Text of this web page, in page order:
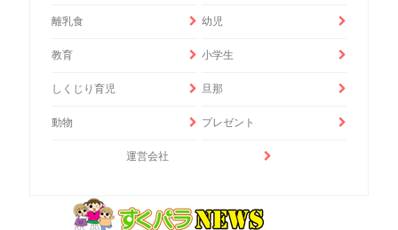
離乳食 幼児
教育 小学生
しくじり育児 旦那
動物 プレゼント
運営会社